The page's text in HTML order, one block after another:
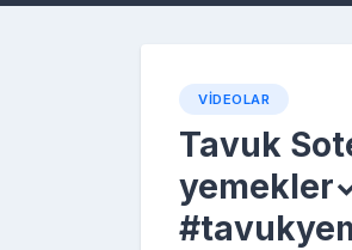
VIDEOLAR
Tavuk